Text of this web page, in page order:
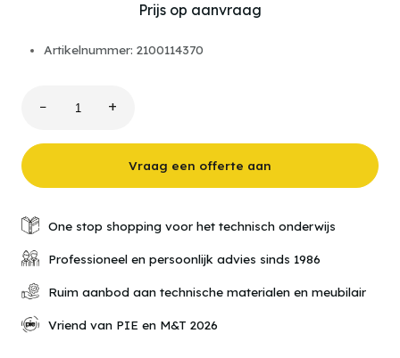
Prijs op aanvraag
Artikelnummer: 2100114370
−
Rongenwagen
kg
+
Vraag een offerte aan
One stop shopping voor het technisch onderwijs
Professioneel en persoonlijk advies sinds 1986
Ruim aanbod aan technische materialen en meubilair
Vriend van PIE en M&T 2026